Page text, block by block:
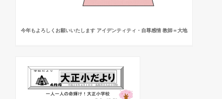
今年もよろしくお願いいたします アイデンティティ・自尊感情 教師＝大地